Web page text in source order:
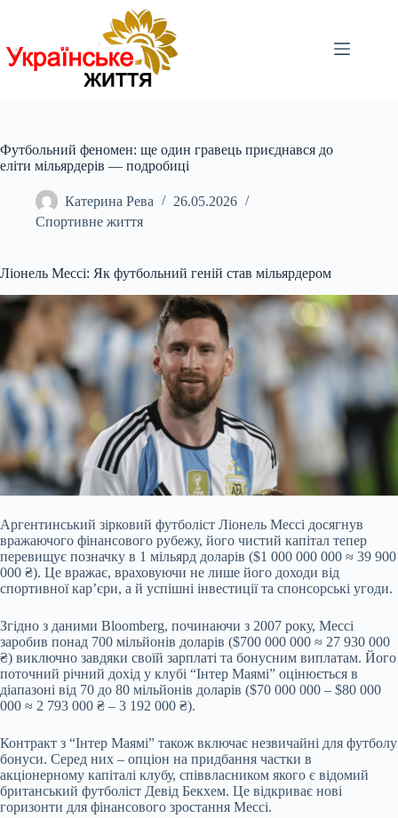
Футбольний феномен: ще один гравець приєднався до
еліти мільярдерів — подробиці
Катерина Рева
26.05.2026
Спортивне життя
Ліонель Мессі: Як футбольний геній став мільярдером
Аргентинський зірковий футболіст Ліонель Мессі досягнув
вражаючого фінансового рубежу, його чистий капітал тепер
перевищує позначку в 1 мільярд доларів ($1 000 000 000 ≈ 39 900
000 ₴). Це вражає, враховуючи не лише його доходи від
спортивної кар’єри, а й успішні інвестиції та спонсорські угоди.
Згідно з даними Bloomberg, починаючи з 2007 року, Мессі
заробив понад 700 мільйонів доларів ($700 000 000 ≈ 27 930 000
₴) виключно завдяки своїй зарплаті та бонусним виплатам. Його
поточний річний дохід у клубі “Інтер Маямі” оцінюється в
діапазоні від 70 до 80 мільйонів доларів ($70 000 000 – $80 000
000 ≈ 2 793 000 ₴ – 3 192 000 ₴).
Контракт з “Інтер Маямі” також включає незвичайні для футболу
бонуси. Серед них – опціон на придбання частки в
акціонерному капіталі клубу, співвласником якого є відомий
британський футболіст Девід Бекхем. Це відкриває нові
горизонти для фінансового зростання Мессі.